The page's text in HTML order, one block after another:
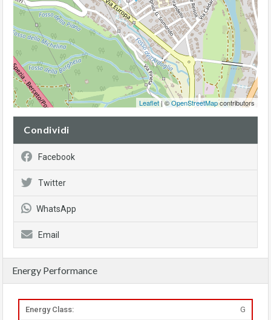
Leaflet| ©OpenStreetMapcontributors
Condividi
Facebook
Twitter
WhatsApp
Email
Energy Performance
Energy Class: G